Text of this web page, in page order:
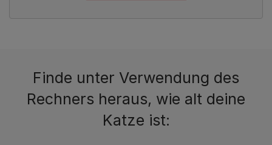
Finde unter Verwendung des
Rechners heraus, wie alt deine
Katze ist: